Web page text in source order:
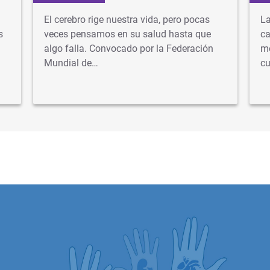
El cerebro rige nuestra vida, pero pocas
veces pensamos en su salud hasta que
algo falla. Convocado por la Federación
Mundial de…